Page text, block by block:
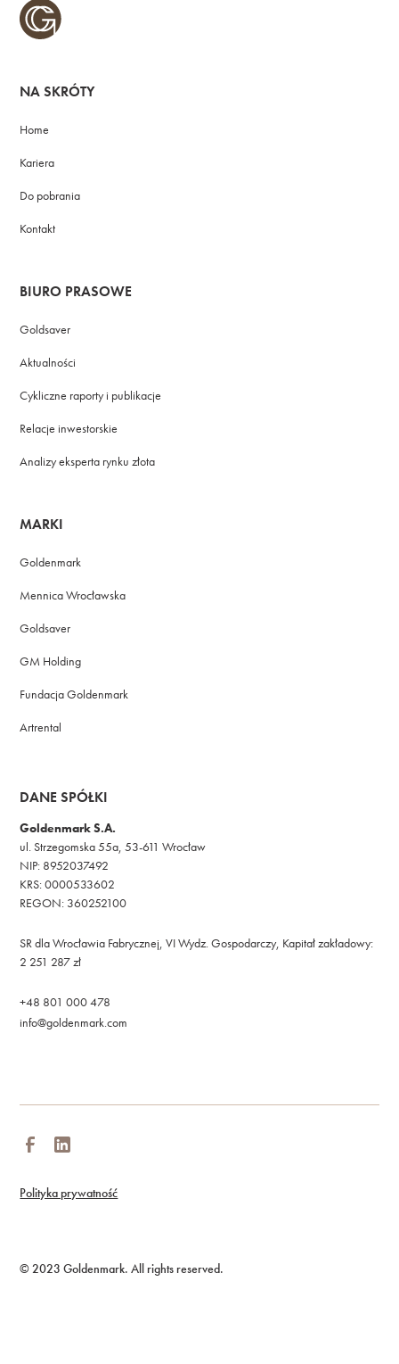
NA SKRÓTY
Home
Kariera
Do pobrania
Kontakt
BIURO PRASOWE
Goldsaver
Aktualności
Cykliczne raporty i publikacje
Relacje inwestorskie
Analizy eksperta rynku złota
MARKI
Goldenmark
Mennica Wrocławska
Goldsaver
GM Holding
Fundacja Goldenmark
Artrental
DANE SPÓŁKI
Goldenmark S.A.
ul. Strzegomska 55a, 53-611 Wrocław
NIP: 8952037492
KRS: 0000533602
REGON: 360252100
SR dla Wrocławia Fabrycznej, VI Wydz. Gospodarczy, Kapitał zakładowy:
2 251 287 zł
+48 801 000 478
info@goldenmark.com
© 2023 Goldenmark. All rights reserved.
Polityka prywatność